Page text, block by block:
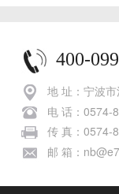
400-
地 址：宁波
电 话：0574-
传 真：0574-
邮 箱：